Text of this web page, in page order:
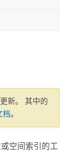
新。 其中的
档。
空间索引的工